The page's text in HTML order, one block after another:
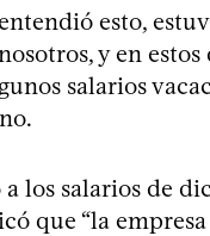
esto,
y en estos
salarios
los salarios de
que “la empresa